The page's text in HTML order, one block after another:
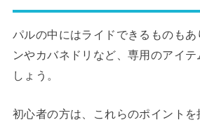
パルの中にはライドできるものもあ
ンやカバネドリなど、専用のアイテ
しょう。
初心者の方は、これらのポイント